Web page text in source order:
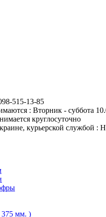
515-13-85
: Вторник - суббота
круглосуточно
курьерской службой :
375 мм. )